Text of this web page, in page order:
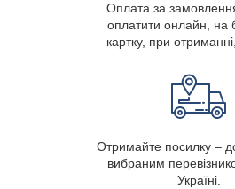
Оплата за
оплатити онлайн, на
картку, при
Отримайте посилку –
вибраним
Україні.